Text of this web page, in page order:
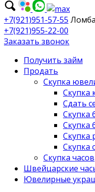
+7(921)951-57-55
+7(921)955-22-00
Заказать звонок
Получить займ
Продать
Скупка
Скупка
Сдать
Скупка
Скупка
Скупка
Скупка
Скупка часов
Швейцарские
Ювелирные